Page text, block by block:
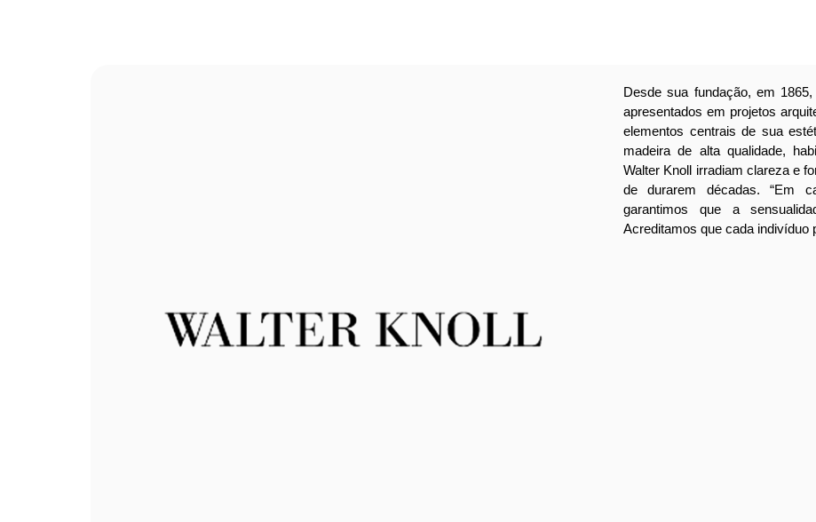
Desde sua fundação, em
apresentados em projetos
elementos centrais de sua
madeira de alta qualidade,
Walter Knoll irradiam clareza e
de durarem décadas. “Em
garantimos que a
Acreditamos que cada indivíduo